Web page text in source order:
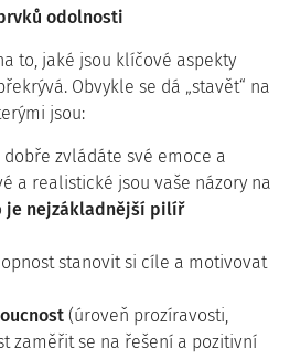
odolnosti
to, jaké jsou klíčové aspekty
Obvykle se dá „stavět“ na
jsou:
dobře zvládáte své emoce a
a realistické jsou vaše názory na
je nejzákladnější pilíř
stanovit si cíle a motivovat
(úroveň prozíravosti,
zaměřit se na řešení a pozitivní